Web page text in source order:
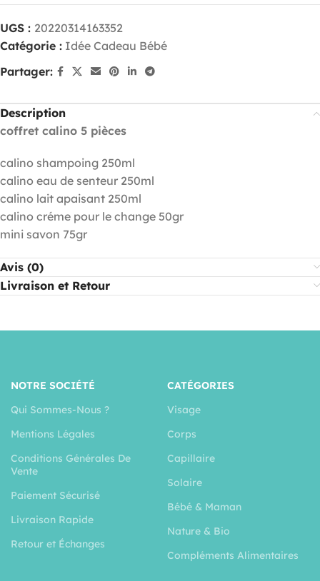
UGS : 20220314163352
Catégorie : Idée Cadeau Bébé
Partager:
Description
coffret calino 5 pièces
calino shampoing 250ml
calino eau de senteur 250ml
calino lait apaisant 250ml
calino créme pour le change 50gr
mini savon 75gr
Avis (0)
Livraison et Retour
NOTRE SOCIÉTÉ
Qui Sommes-Nous ?
Mentions Légales
Conditions Générales De
Vente
Paiement Sécurisé
Livraison Rapide
Retour et Échanges
CATÉGORIES
Visage
Corps
Capillaire
Solaire
Bébé & Maman
Nature & Bio
Compléments Alimentaires